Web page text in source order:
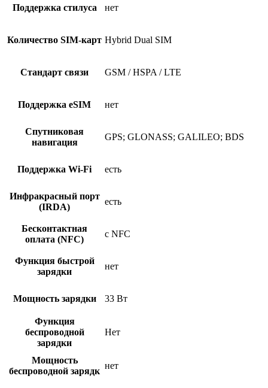
Поддержка стилуса нет
Количество SIM-карт Hybrid Dual SIM
Стандарт связи GSM / HSPA / LTE
Поддержка eSIM нет
Спутниковая
навигация
GPS; GLONASS; GALILEO; BDS
Поддержка Wi-Fi есть
Инфракрасный порт
(IRDA)
есть
Бесконтактная
оплата (NFC)
c NFC
Функция быстрой
зарядки
нет
Мощность зарядки 33 Вт
Функция
беспроводной
зарядки
Нет
Мощность
беспроводной зарядк
нет